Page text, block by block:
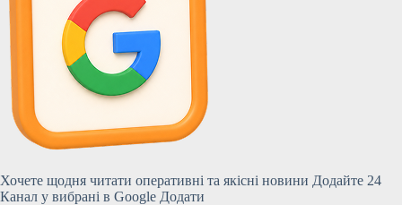
Хочете щодня читати оперативні та якісні новини Додайте 24
Канал у вибрані в Google Додати